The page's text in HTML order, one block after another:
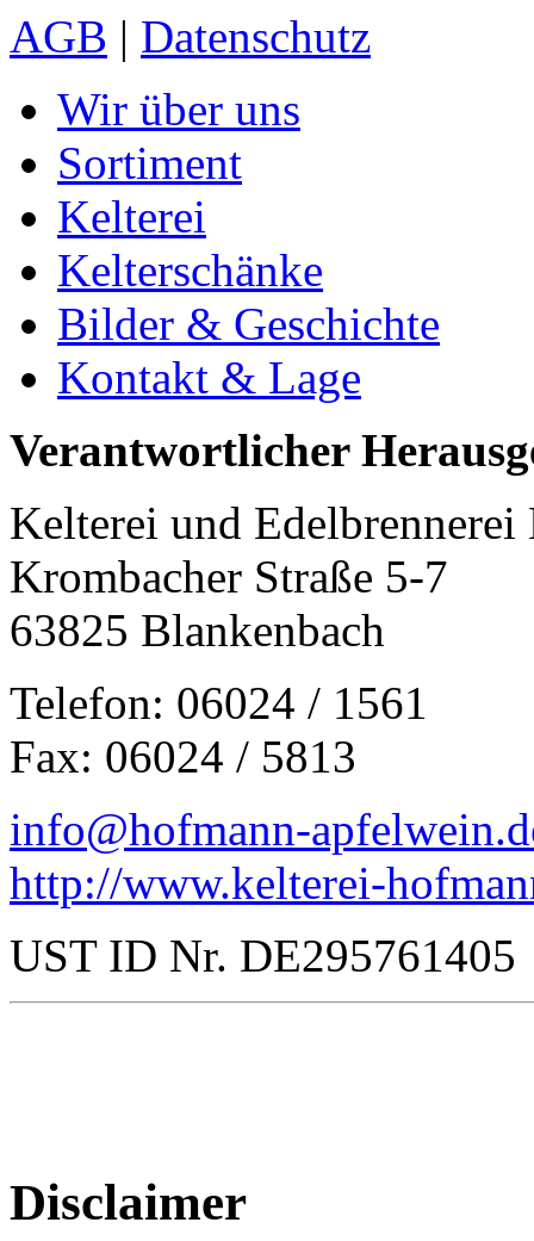
AGB | Datenschutz
Wir über uns
Sortiment
Kelterei
Kelterschänke
Bilder & Geschichte
Kontakt & Lage
Verantwortlicher
Kelterei und
Krombacher Straße 5-7
63825 Blankenbach
Telefon: 06024 / 1561
Fax: 06024 / 5813
info@hofmann-
http://www.kelterei-
UST ID Nr. DE295761405
Disclaimer